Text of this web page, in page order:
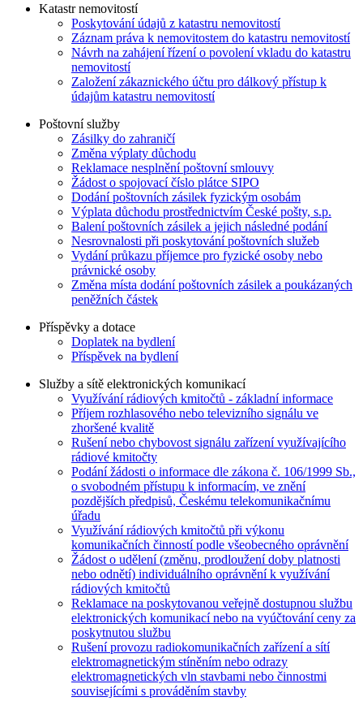
Katastr nemovitostí
Poskytování údajů z katastru nemovitostí
Záznam práva k nemovitostem do katastru nemovitostí
Návrh na zahájení řízení o povolení vkladu do katastru
nemovitostí
Založení zákaznického účtu pro dálkový přístup k
údajům katastru nemovitostí
Poštovní služby
Zásilky do zahraničí
Změna výplaty důchodu
Reklamace nesplnění poštovní smlouvy
Žádost o spojovací číslo plátce SIPO
Dodání poštovních zásilek fyzickým osobám
Výplata důchodu prostřednictvím České pošty, s.p.
Balení poštovních zásilek a jejich následné podání
Nesrovnalosti při poskytování poštovních služeb
Vydání průkazu příjemce pro fyzické osoby nebo
právnické osoby
Změna místa dodání poštovních zásilek a poukázaných
peněžních částek
Příspěvky a dotace
Doplatek na bydlení
Příspěvek na bydlení
Služby a sítě elektronických komunikací
Využívání rádiových kmitočtů - základní informace
Příjem rozhlasového nebo televizního signálu ve
zhoršené kvalitě
Rušení nebo chybovost signálu zařízení využívajícího
rádiové kmitočty
Podání žádosti o informace dle zákona č. 106/1999 Sb.,
o svobodném přístupu k informacím, ve znění
pozdějších předpisů, Českému telekomunikačnímu
úřadu
Využívání rádiových kmitočtů při výkonu
komunikačních činností podle všeobecného oprávnění
Žádost o udělení (změnu, prodloužení doby platnosti
nebo odnětí) individuálního oprávnění k využívání
rádiových kmitočtů
Reklamace na poskytovanou veřejně dostupnou službu
elektronických komunikací nebo na vyúčtování ceny za
poskytnutou službu
Rušení provozu radiokomunikačních zařízení a sítí
elektromagnetickým stíněním nebo odrazy
elektromagnetických vln stavbami nebo činnostmi
souvisejícími s prováděním stavby